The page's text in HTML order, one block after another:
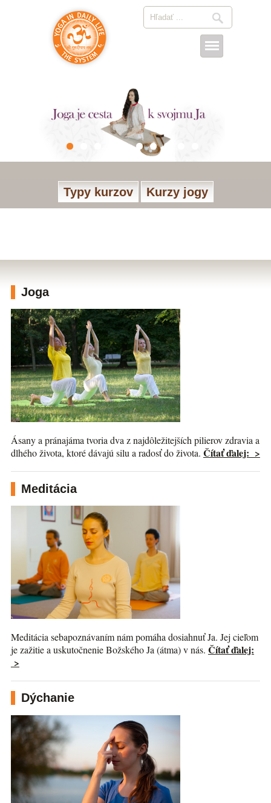
Typy kurzov Kurzy jogy
Joga
Ásany a pránajáma tvoria dva z najdôležitejších pilierov zdravia a
dlhého života, ktoré dávajú silu a radosť do života. Čítať ďalej: >
Meditácia
Meditácia sebapoznávaním nám pomáha dosiahnuť Ja. Jej cieľom
je zažitie a uskutočnenie Božského Ja (átma) v nás. Čítať ďalej:
>
Dýchanie